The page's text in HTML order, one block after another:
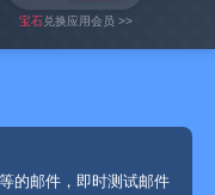
宝石兑换应用会员 >>
的邮件，即时测试邮件